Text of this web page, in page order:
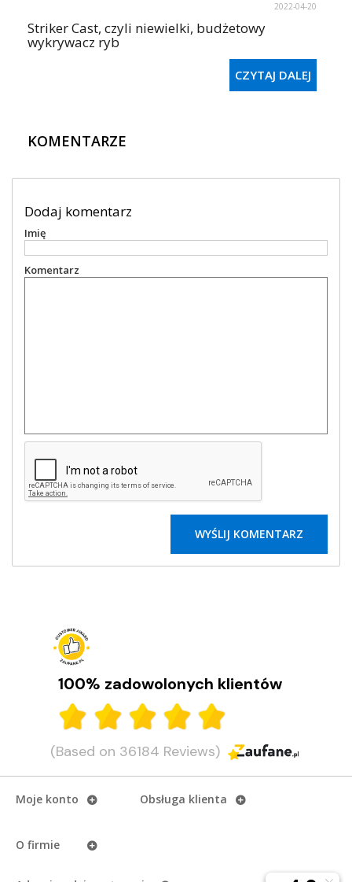
2022-04-20
Striker Cast, czyli niewielki, budżetowy
wykrywacz ryb
CZYTAJ DALEJ
KOMENTARZE
Dodaj komentarz
Imię
Komentarz
100% zadowolonych klientów
(Based on 36184 Reviews)
Moje konto
O firmie
Obsługa klienta